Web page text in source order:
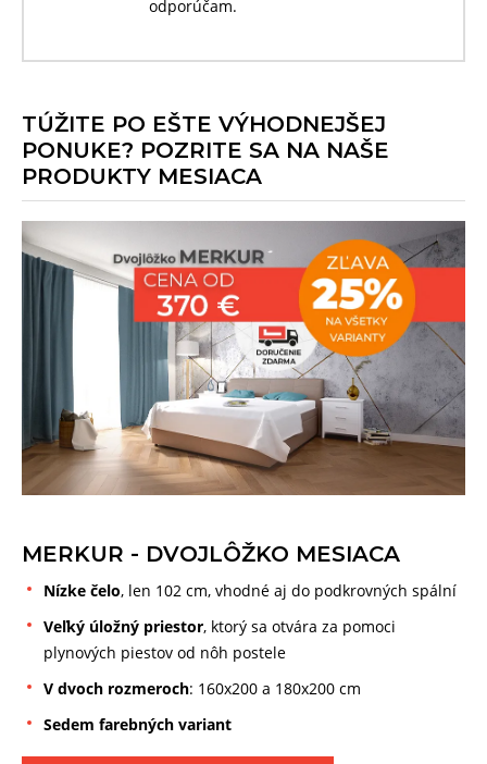
odporúčam.
TÚŽITE PO EŠTE VÝHODNEJŠEJ
PONUKE? POZRITE SA NA NAŠE
PRODUKTY MESIACA
MERKUR - DVOJLÔŽKO MESIACA
Nízke čelo, len 102 cm, vhodné aj do podkrovných spální
Veľký úložný priestor, ktorý sa otvára za pomoci
plynových piestov od nôh postele
V dvoch rozmeroch: 160x200 a 180x200 cm
Sedem farebných variant